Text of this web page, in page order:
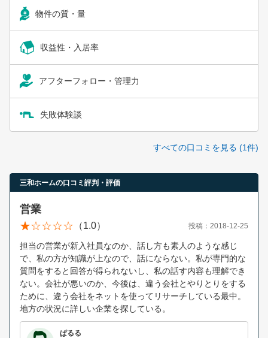
物件の質・量
収益性・入居率
アフターフォロー・管理力
失敗体験談
すべての口コミを見る (1件)
三和ホームの口コミ評判・評価
営業
（1.0） 投稿：2018-12-25
担当の営業が新入社員なのか、話し方も素人のような感じ
で、私の方が知識が上なので、話にならない。私が専門的な
質問をすると回答が得られないし、私の話す内容も理解でき
ない。会社が悪いのか、今後は、違う会社とやりとりをする
ために、違う会社をネットを使ってリサーチしている最中。
地方の状況に詳しい企業を探している。
ぱるる